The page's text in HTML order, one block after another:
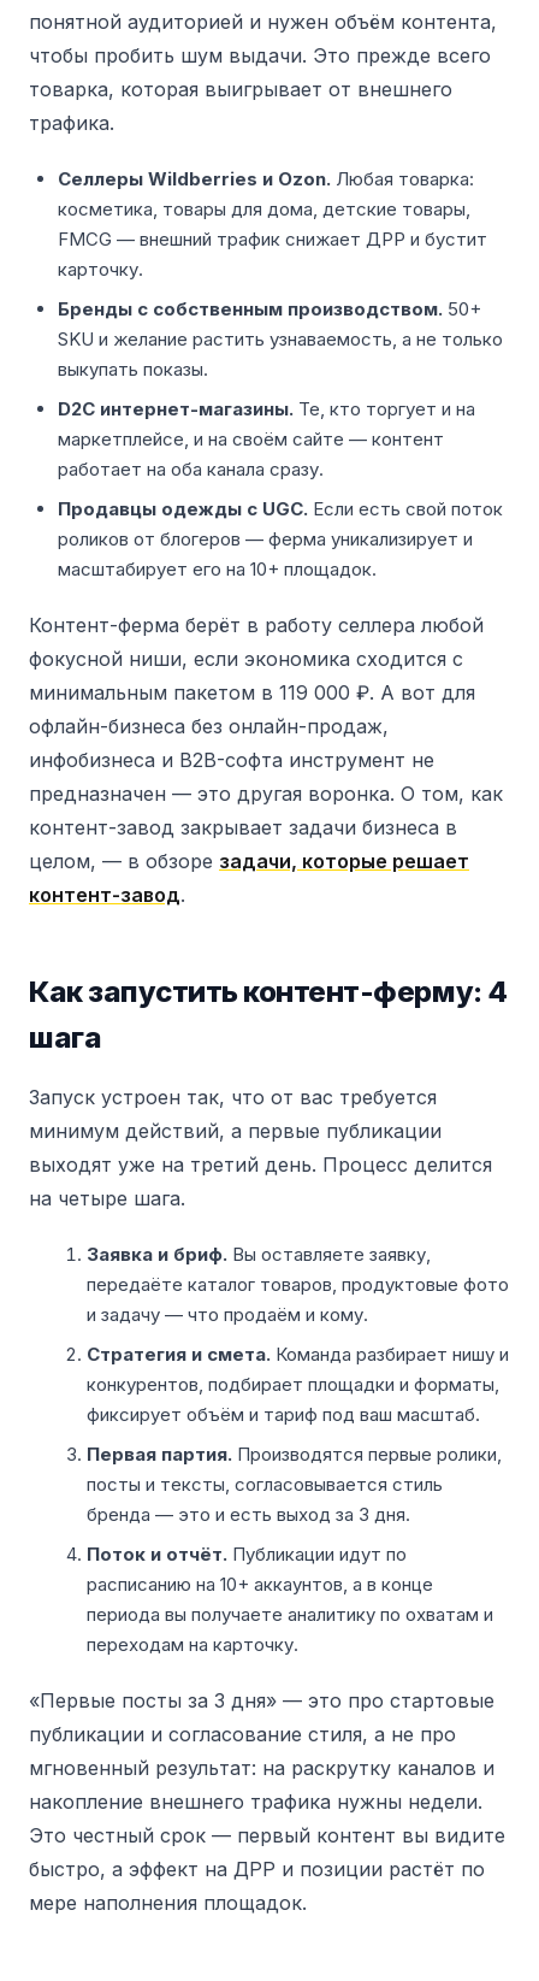
понятной аудиторией и нужен объём контента,
чтобы пробить шум выдачи. Это прежде всего
товарка, которая выигрывает от внешнего
трафика.
Селлеры Wildberries и Ozon. Любая товарка:
косметика, товары для дома, детские товары,
FMCG — внешний трафик снижает ДРР и бустит
карточку.
Бренды с собственным производством. 50+
SKU и желание растить узнаваемость, а не только
выкупать показы.
D2C интернет-магазины. Те, кто торгует и на
маркетплейсе, и на своём сайте — контент
работает на оба канала сразу.
Продавцы одежды с UGC. Если есть свой поток
роликов от блогеров — ферма уникализирует и
масштабирует его на 10+ площадок.
Контент-ферма берёт в работу селлера любой
фокусной ниши, если экономика сходится с
минимальным пакетом в 119 000 ₽. А вот для
офлайн-бизнеса без онлайн-продаж,
инфобизнеса и B2B-софта инструмент не
предназначен — это другая воронка. О том, как
контент-завод закрывает задачи бизнеса в
целом, — в обзоре задачи, которые решает
контент-завод.
Как запустить контент-ферму: 4
шага
Запуск устроен так, что от вас требуется
минимум действий, а первые публикации
выходят уже на третий день. Процесс делится
на четыре шага.
Заявка и бриф. Вы оставляете заявку,
передаёте каталог товаров, продуктовые фото
и задачу — что продаём и кому.
Стратегия и смета. Команда разбирает нишу и
конкурентов, подбирает площадки и форматы,
фиксирует объём и тариф под ваш масштаб.
Первая партия. Производятся первые ролики,
посты и тексты, согласовывается стиль
бренда — это и есть выход за 3 дня.
Поток и отчёт. Публикации идут по
расписанию на 10+ аккаунтов, а в конце
периода вы получаете аналитику по охватам и
переходам на карточку.
«Первые посты за 3 дня» — это про стартовые
публикации и согласование стиля, а не про
мгновенный результат: на раскрутку каналов и
накопление внешнего трафика нужны недели.
Это честный срок — первый контент вы видите
быстро, а эффект на ДРР и позиции растёт по
мере наполнения площадок.